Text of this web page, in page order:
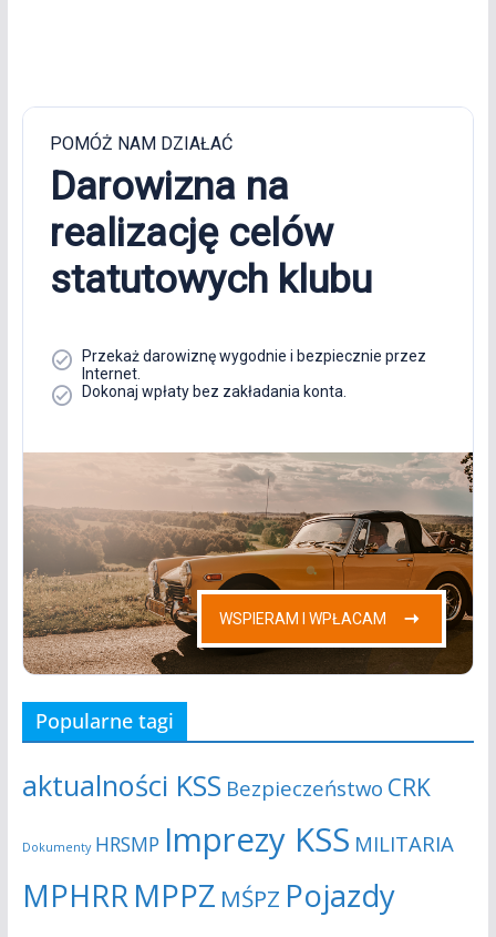
Popularne tagi
aktualności KSS Bezpieczeństwo CRK
Dokumenty HRSMP Imprezy KSS MILITARIA
MPHRRMPPZ MŚPZ Pojazdy